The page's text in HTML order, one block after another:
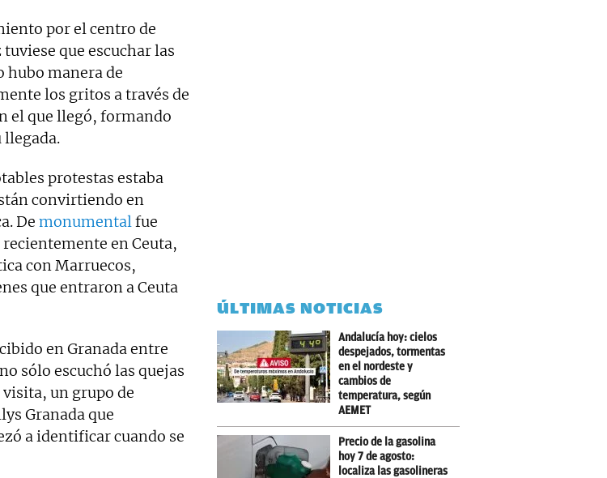
por el centro de
que escuchar las
hubo manera de
los gritos a través de
el que llegó, formando
protestas estaba
convirtiendo en
De monumentalfue
en Ceuta,
con Marruecos,
que entraron a Ceuta
en Granada entre
sólo escuchó las quejas
un grupo de
Granada que
a identificar cuando se
ÚLTIMAS NOTICIAS
Andalucía hoy: cielos
despejados, tormentas
en el nordeste y
cambios de
temperatura, según
AEMET
Precio de la gasolina
hoy 7 de agosto:
localiza las gasolineras